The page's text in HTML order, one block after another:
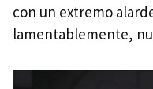
con un extremo
lamentablemente,